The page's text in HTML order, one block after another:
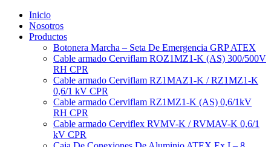
contenido
Inicio
Nosotros
Productos
Botonera Marcha – Seta De Emergencia GRP ATEX
Cable armado Cerviflam ROZ1MZ1-K (AS) 300/500V
RH CPR
Cable armado Cerviflam RZ1MAZ1-K / RZ1MZ1-K
0,6/1 kV CPR
Cable armado Cerviflam RZ1MZ1-K (AS) 0,6/1kV
RH CPR
Cable armado Cerviflex RVMV-K / RVMAV-K 0,6/1
kV CPR